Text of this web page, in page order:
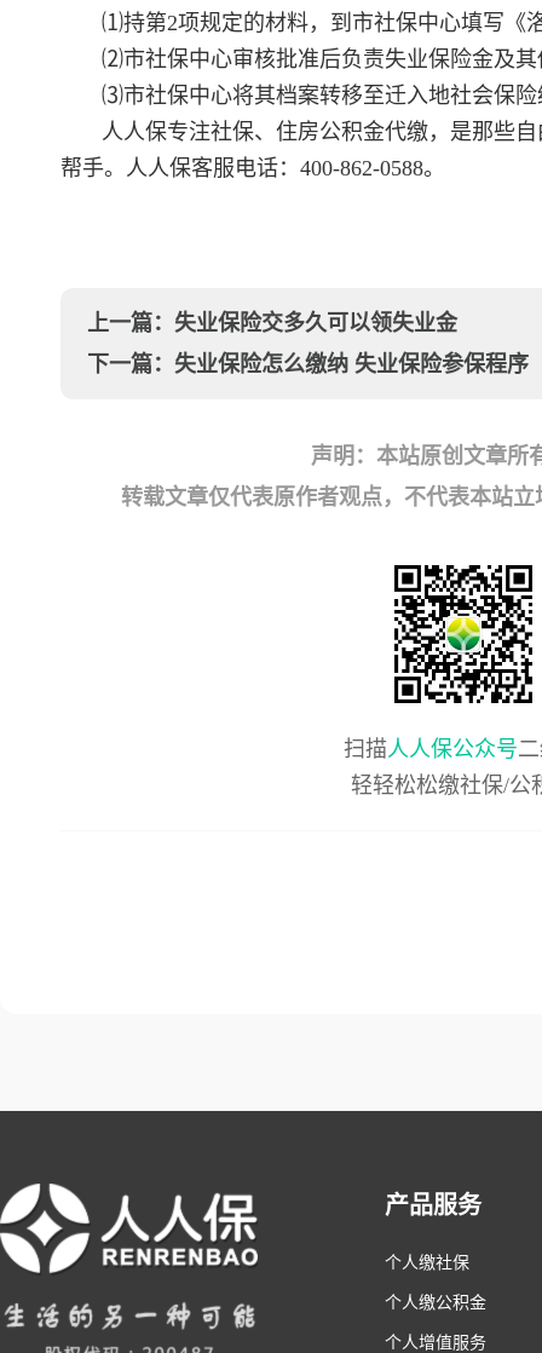
⑴持第2项规定的材料，到市社保中心填写《
⑵市社保中心审核批准后负责失业保险金及
⑶市社保中心将其档案转移至迁入地社会保险
人人保专注社保、住房公积金代缴，是那些
帮手。人人保客服电话：400-862-0588。
上一篇： 失业保险交多久可以领失业金
下一篇： 失业保险怎么缴纳 失业保险参保程序
声明：本站原创文章所
转载文章仅代表原作者观点，不代表本站
扫描人人保公众号
轻轻松松缴社保/公
产品服务
个人缴社保
个人缴公积金
个人增值服务